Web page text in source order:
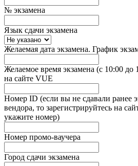
№ экзамена
Язык сдачи экзамена
Желаемая дата экзамена. График
Желаемое время экзамена (с 10:00 до
на сайте VUE
Номер ID (если вы не сдавали ранее
вендора, то зарегистрируйтесь на
укажите номер)
Номер промо-ваучера
Город сдачи экзамена